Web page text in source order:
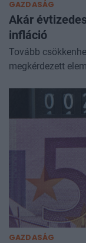
GAZDASÁG
Akár
infláció
Tovább
megkérdezett
GAZDASÁG